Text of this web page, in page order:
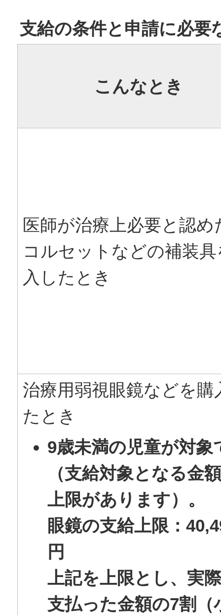
支給の条件と申請に必要
こんなとき
医師が治療上必要と認め
コルセットなどの補装具
入したとき
治療用弱視眼鏡などを購
たとき
9歳未満の児童が対象
（支給対象となる金
上限があります）。
眼鏡の支給上限：
円
上記を上限とし、実
支払った金額の7割（